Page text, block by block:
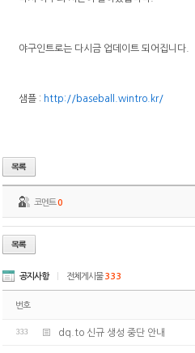
야구인트로는 다시금 업데이트 되어집니다.
샘플 : http://baseball.wintro.kr/
코멘트0
공지사항 전체게시물333
번호
333 dq.to 신규 생성 중단 안내